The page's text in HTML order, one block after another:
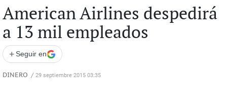
American Airlines despedirá
a 13 mil empleados
+ Seguir en
DINERO / 29 septiembre 2015 03:35